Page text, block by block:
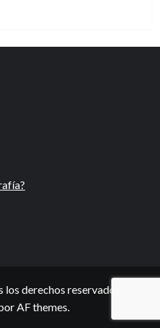
derechos reservados.
AF themes.